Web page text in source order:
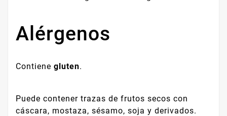
Alérgenos
Contiene gluten.
Puede contener trazas de frutos secos con
cáscara, mostaza, sésamo, soja y derivados.